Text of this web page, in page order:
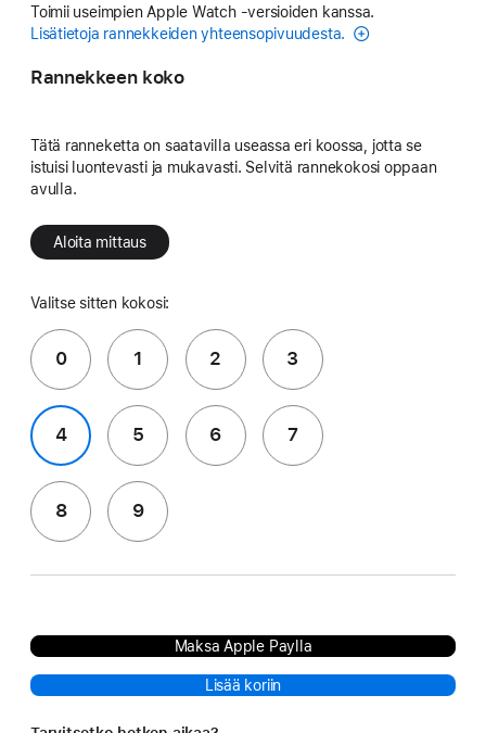
Toimii useimpien Apple Watch ‑versioiden kanssa.
Lisätietoja rannekkeiden yhteensopivuudesta.
Rannekkeen koko
Tätä ranneketta on saatavilla useassa eri koossa, jotta se
istuisi luontevasti ja mukavasti. Selvitä rannekokosi oppaan
avulla.
Aloita mittaus
Valitse sitten kokosi:
0 1 2 3
4 5 6 7
8 9
Maksa Apple Paylla
Lisää koriin